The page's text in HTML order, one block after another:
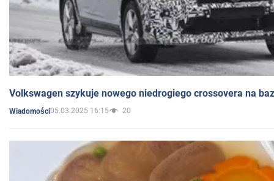
Volkswagen szykuje nowego niedrogiego crossovera na
Wiadomości05.03.2025 16:15 20